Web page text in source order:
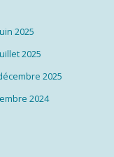
2025
2025
2025
2024